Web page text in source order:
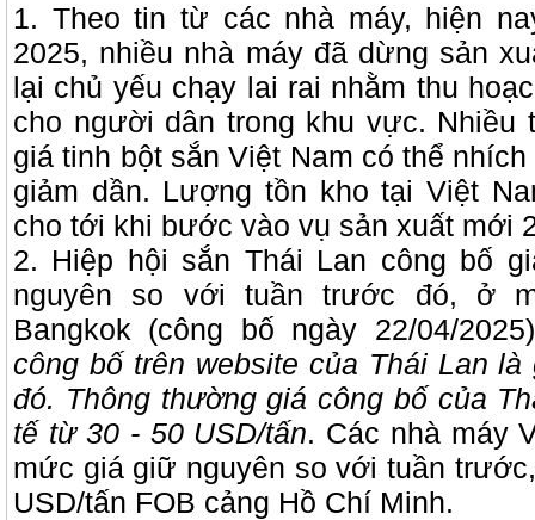
1. Theo tin từ các nhà máy, hiện
2025, nhiều nhà máy đã dừng sản
lại chủ yếu chạy lai rai nhằm thu
cho người dân trong khu vực. Nhiều
giá tinh bột sắn Việt Nam có thể
giảm dần. Lượng tồn kho tại Việt
cho tới khi bước vào vụ sản xuất mới
2. Hiệp hội sắn Thái Lan công bố
nguyên so với tuần trước đó, ở
Bangkok (công bố ngày 22/04/
công bố trên website của Thái Lan
đó. Thông thường giá công bố của
tế từ 30 - 50 USD/tấn. Các nhà máy
mức giá giữ nguyên so với tuần
USD/tấn FOB cảng Hồ Chí Minh.